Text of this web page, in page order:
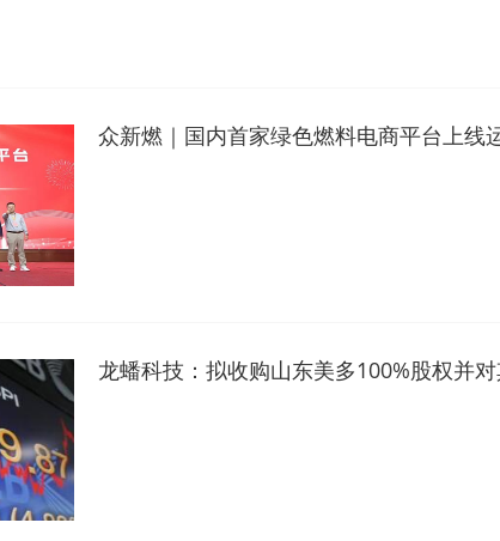
众新燃｜国内首家绿色燃料电商平台上线
龙蟠科技：拟收购山东美多100%股权并